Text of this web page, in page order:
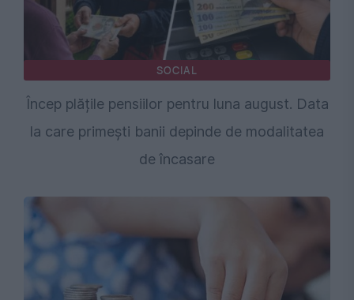
SOCIAL
Încep plățile pensiilor pentru luna august. Data
la care primești banii depinde de modalitatea
de încasare